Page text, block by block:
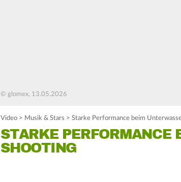
© glomex, 13.05.2026
Video > Musik & Stars > Starke Performance beim
STARKE PERFORMANCE
SHOOTING